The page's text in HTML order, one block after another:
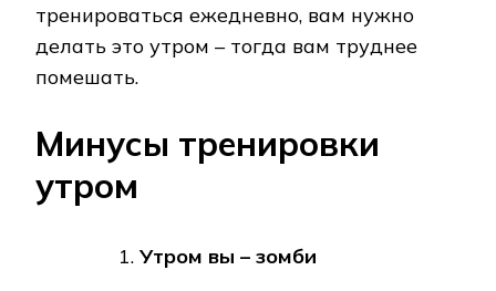
тренироваться ежедневно, вам нужно
делать это утром – тогда вам труднее
помешать.
Минусы тренировки
утром
Утром вы – зомби